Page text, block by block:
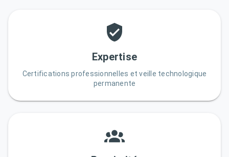
Expertise
Certifications professionnelles et veille technologique
permanente